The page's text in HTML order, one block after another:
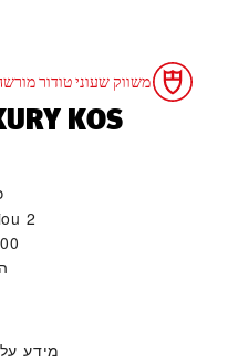
משווק שעוני טודור
KOS‬
2 25is Martiou
מידע